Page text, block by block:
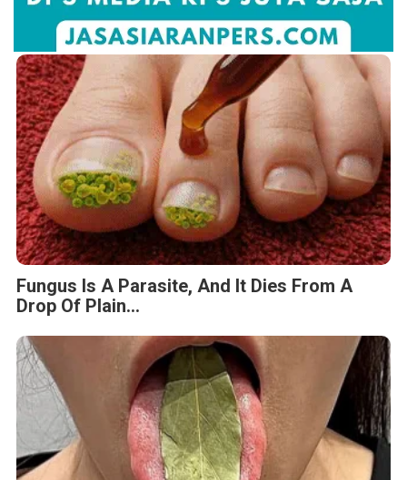
Fungus Is A Parasite, And It Dies From A
Drop Of Plain...